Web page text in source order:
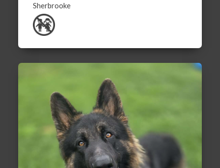
Sherbrooke